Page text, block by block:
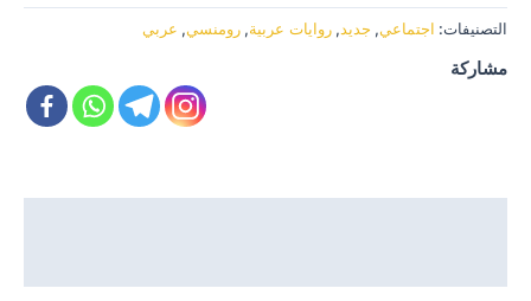
ديسمبر
تنتهي
كل
التصنيفات: اجتماعي, جديد, روايات عربية, رومنسي, عربي
مشاركة